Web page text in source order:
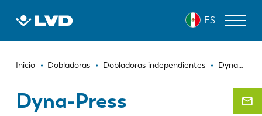
ES
Ruta
navegación
Inicio Dobladoras Dobladoras independientes Dyna-Press
Dyna-Press
DYNA-PRESS
MÁQUINAS DE CORTE LÁSER